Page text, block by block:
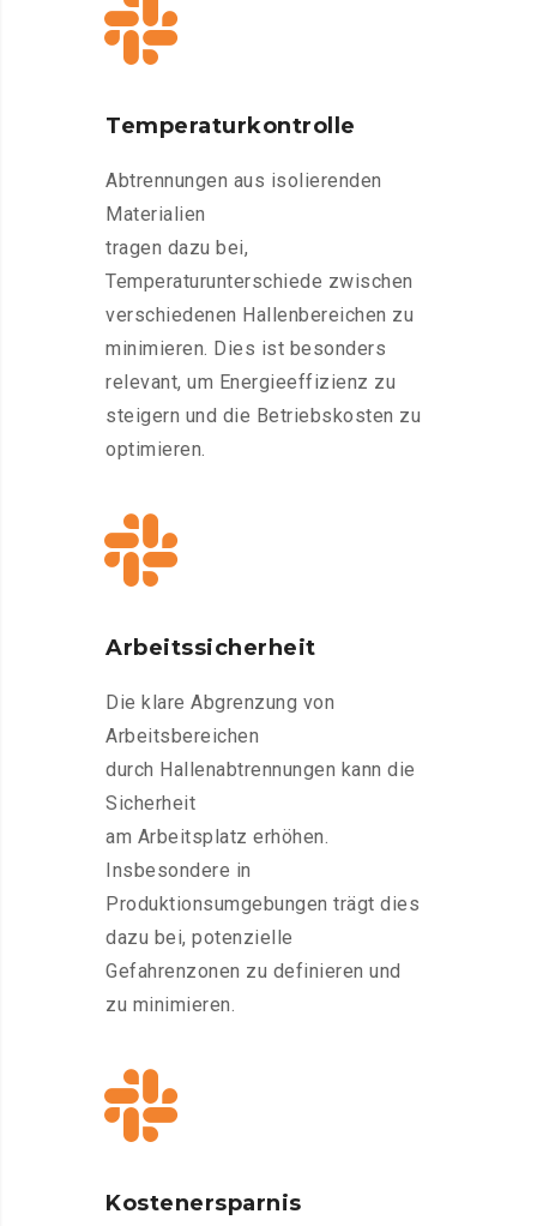
Temperaturkontrolle
Abtrennungen aus isolierenden
Materialien
tragen dazu bei,
Temperaturunterschiede zwischen
verschiedenen Hallenbereichen zu
minimieren. Dies ist besonders
relevant, um Energieeffizienz zu
steigern und die Betriebskosten zu
optimieren.
Arbeitssicherheit
Die klare Abgrenzung von
Arbeitsbereichen
durch Hallenabtrennungen kann die
Sicherheit
am Arbeitsplatz erhöhen.
Insbesondere in
Produktionsumgebungen trägt dies
dazu bei, potenzielle
Gefahrenzonen zu definieren und
zu minimieren.
Kostenersparnis